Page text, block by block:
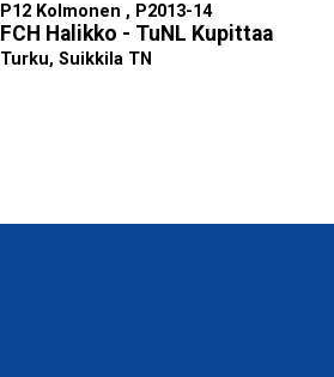
P12 Kolmonen , P2013-14
FCH Halikko - TuNL Kupittaa
Turku, Suikkila TN